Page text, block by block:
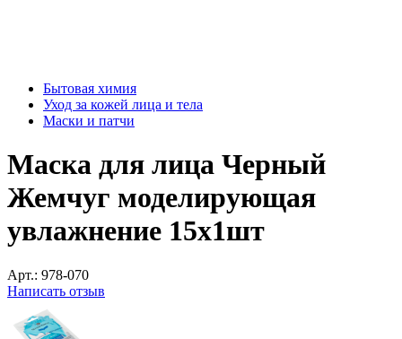
Бытовая химия
Уход за кожей лица и тела
Маски и патчи
Маска для лица Черный
Жемчуг моделирующая
увлажнение 15x1шт
Арт.: 978-070
Написать отзыв